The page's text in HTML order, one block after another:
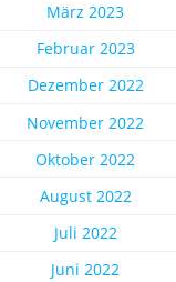
März 2023
Februar 2023
Dezember 2022
November 2022
Oktober 2022
August 2022
Juli 2022
Juni 2022